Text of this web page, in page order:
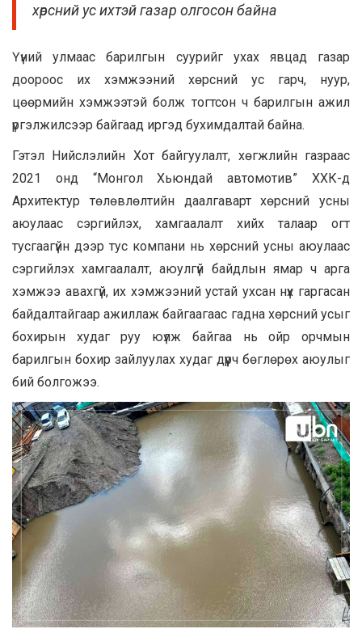
хөрсний ус ихтэй газар олгосон байна
Үүний улмаас барилгын суурийг ухах явцад газар
доороос их хэмжээний хөрсний ус гарч, нуур,
цөөрмийн хэмжээтэй болж тогтсон ч барилгын ажил
үргэлжилсээр байгаад иргэд бухимдалтай байна.
Гэтэл Нийслэлийн Хот байгуулалт, хөгжлийн газраас
2021 онд “Монгол Хьюндай автомотив” ХХК-д
Архитектур төлөвлөлтийн даалгаварт хөрсний усны
аюулаас сэргийлэх, хамгаалалт хийх талаар огт
тусгаагүйн дээр тус компани нь хөрсний усны аюулаас
сэргийлэх хамгаалалт, аюулгүй байдлын ямар ч арга
хэмжээ авахгүй, их хэмжээний устай ухсан нүх гаргасан
байдалтайгаар ажиллаж байгаагаас гадна хөрсний усыг
бохирын худаг руу юүлж байгаа нь ойр орчмын
барилгын бохир зайлуулах худаг дүүрч бөглөрөх аюулыг
бий болгожээ.